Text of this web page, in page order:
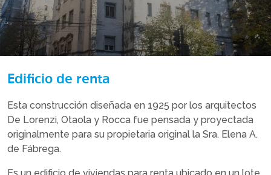
Edificio de renta
Esta construcción diseñada en 1925 por los arquitectos
De Lorenzi, Otaola y Rocca fue pensada y proyectada
originalmente para su propietaria original la Sra. Elena A.
de Fábrega.